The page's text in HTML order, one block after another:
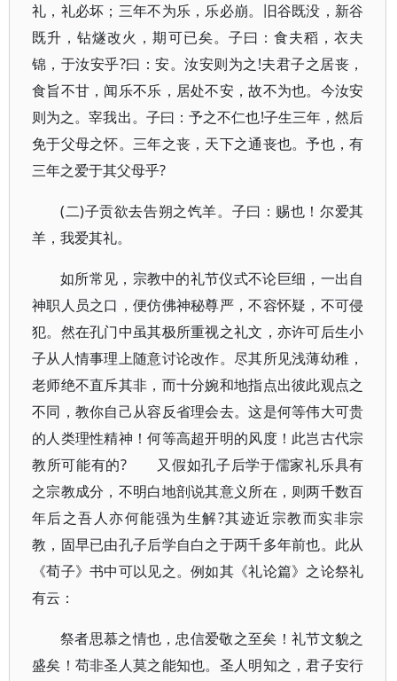
礼，礼必坏；三年不为乐，乐必崩。旧谷既没，新谷
既升，钻燧改火，期可已矣。子曰：食夫稻，衣夫
锦，于汝安乎?曰：安。汝安则为之!夫君子之居丧，
食旨不甘，闻乐不乐，居处不安，故不为也。今汝安
则为之。宰我出。子曰：予之不仁也!子生三年，然后
免于父母之怀。三年之丧，天下之通丧也。予也，有
三年之爱于其父母乎?
(二)子贡欲去告朔之饩羊。子曰：赐也！尔爱其
羊，我爱其礼。
如所常见，宗教中的礼节仪式不论巨细，一出自
神职人员之口，便仿佛神秘尊严，不容怀疑，不可侵
犯。然在孔门中虽其极所重视之礼文，亦许可后生小
子从人情事理上随意讨论改作。尽其所见浅薄幼稚，
老师绝不直斥其非，而十分婉和地指点出彼此观点之
不同，教你自己从容反省理会去。这是何等伟大可贵
的人类理性精神！何等高超开明的风度！此岂古代宗
教所可能有的? 又假如孔子后学于儒家礼乐具有
之宗教成分，不明白地剖说其意义所在，则两千数百
年后之吾人亦何能强为生解?其迹近宗教而实非宗
教，固早已由孔子后学自白之于两千多年前也。此从
《荀子》书中可以见之。例如其《礼论篇》之论祭礼
有云：
祭者思慕之情也，忠信爱敬之至矣！礼节文貌之
盛矣！苟非圣人莫之能知也。圣人明知之，君子安行